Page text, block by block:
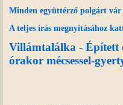
Minden együttérző polgárt vár
A teljes írás megnyitásához
Villámtalálka - Épített
órakor mécsessel-